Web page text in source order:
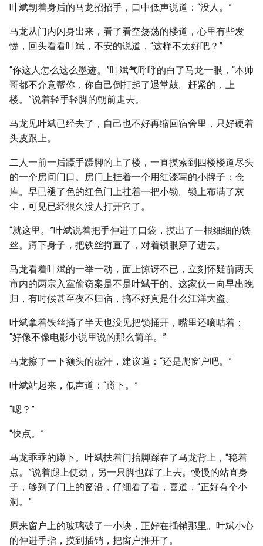
叶斌朝着身后的马龙招招手，口中低声说道：“没人。”
马龙从门内闪身出来，看了看空荡荡的楼道，心里有些发
憷，回头看看叶斌，不安的说道，“这样不太好吧？”
“你这人怎么这么墨迹。”叶斌气呼呼的白了马龙一眼，“本帅
哥都不介意帮你，你自己倒打起了退堂鼓。赶紧的，上
楼。”说着轻手轻脚的朝前走去。
马龙见叶斌已经去了，自己也不好再缩回宿舍里，只好硬着
头皮跟上。
二人一前一后蹑手蹑脚的上了楼，一直摸索到四楼楼道尽头
的一个房间门口。房门上挂着一个用红漆写的小牌子：仓
库。早已褪了色的红色门上挂着一把小锁。锁上布满了灰
尘，可见已经很久没人打开它了。
“就这里。”叶斌说着把手伸进了口袋，摸出了一根细细的铁
丝。蹲下身子，把铁丝捋直了，对着锁眼穿了进去。
马龙看着叶斌的一举一动，面上惊讶不已，立刻怀疑前两天
市内的两宗入室偷窃案是不是叶斌干的。这家伙一向早出晚
归，有时候甚至夜不归宿，搞不好真是什么江洋大盗。
叶斌拿着铁丝捅了半天也没见把锁捅开，嘴里还嘀咕着：
“好像不像电影小说里说的那么简单。”
马龙擦了一下额头的虚汗，建议道：“还是爬窗户吧。”
叶斌站起来，低声道：“蹲下。”
“嗯？”
“快点。”
马龙乖乖的蹲下。叶斌扶着门抬脚踩在了马龙背上，“稳着
点。”说着腿上使劲，另一只脚也踩了上去。慢慢的站直身
子，够到了门上的窗沿，仔细看了看，喜道，“正好有个小
洞。”
原来窗户上的玻璃破了一小块，正好在插销那里。叶斌小心
的伸进手指，摸到插销，把窗户推开了。